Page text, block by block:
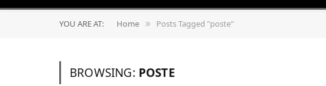
YOU ARE AT: Home » Posts Tagged "poste"
BROWSING: POSTE